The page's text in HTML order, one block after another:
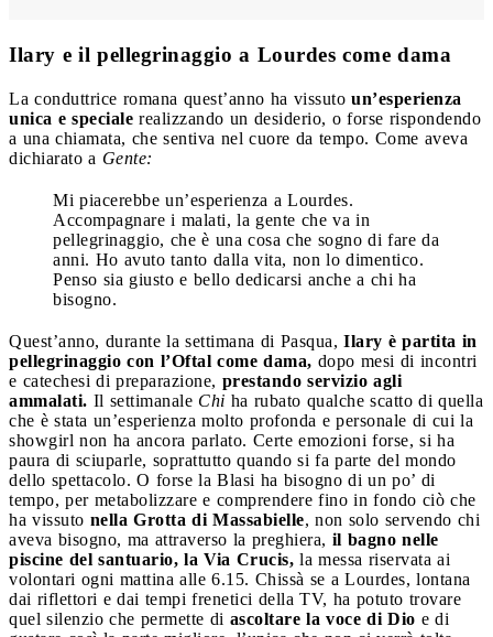
Ilary e il pellegrinaggio a Lourdes come dama
La conduttrice romana quest’anno ha vissuto un’esperienza
unica e speciale realizzando un desiderio, o forse rispondendo
a una chiamata, che sentiva nel cuore da tempo. Come aveva
dichiarato a Gente:
Mi piacerebbe un’esperienza a Lourdes.
Accompagnare i malati, la gente che va in
pellegrinaggio, che è una cosa che sogno di fare da
anni. Ho avuto tanto dalla vita, non lo dimentico.
Penso sia giusto e bello dedicarsi anche a chi ha
bisogno.
Quest’anno, durante la settimana di Pasqua, Ilary è partita in
pellegrinaggio con l’Oftal come dama, dopo mesi di incontri
e catechesi di preparazione, prestando servizio agli
ammalati. Il settimanale Chi ha rubato qualche scatto di quella
che è stata un’esperienza molto profonda e personale di cui la
showgirl non ha ancora parlato. Certe emozioni forse, si ha
paura di sciuparle, soprattutto quando si fa parte del mondo
dello spettacolo. O forse la Blasi ha bisogno di un po’ di
tempo, per metabolizzare e comprendere fino in fondo ciò che
ha vissuto nella Grotta di Massabielle, non solo servendo chi
aveva bisogno, ma attraverso la preghiera, il bagno nelle
piscine del santuario, la Via Crucis, la messa riservata ai
volontari ogni mattina alle 6.15. Chissà se a Lourdes, lontana
dai riflettori e dai tempi frenetici della TV, ha potuto trovare
quel silenzio che permette di ascoltare la voce di Dio e di